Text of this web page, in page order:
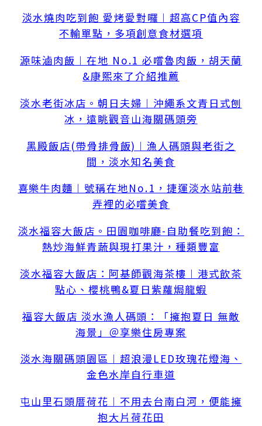
淡水燒肉吃到飽 愛烤愛對囉︱超高CP值內容
不輸單點，多項創意食材選項
源味滷肉飯︱在地 No.1 必嚐魯肉飯，胡天蘭
&康熙來了介紹推薦
淡水老街冰店。朝日夫婦︱沖繩系文青日式刨
冰，遠眺觀音山海關碼頭旁
黑殿飯店(帶骨排骨飯)︱漁人碼頭與老街之
間，淡水知名美食
喜樂牛肉麵︱號稱在地No.1，捷運淡水站前巷
弄裡的必嚐美食
淡水福容大飯店。田園咖啡廳-自助餐吃到飽：
熱炒海鮮青蔬與現打果汁，種類豐富
淡水福容大飯店：阿基師觀海茶樓︱港式飲茶
點心、櫻桃鴨&夏日紫蘿焗龍蝦
福容大飯店 淡水漁人碼頭：「擁抱夏日 無敵
海景」＠享樂住房專案
淡水海關碼頭園區︱超浪漫LED玫瑰花燈海、
金色水岸自行車道
屯山里石頭厝荷花︱不用去台南白河，便能擁
抱大片荷花田